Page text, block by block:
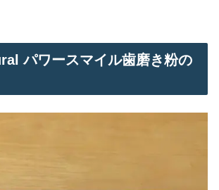
パワースマイル歯磨き粉の